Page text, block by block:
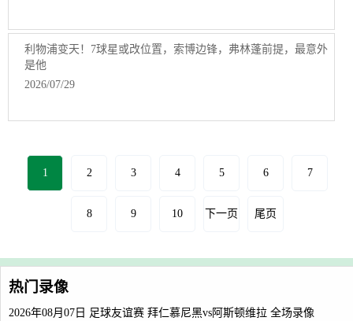
利物浦变天！7球星或改位置，索博边锋，弗林蓬前提，最意外
是他
2026/07/29
1 2 3 4 5 6 7
8 9 10 下一页 尾页
热门录像
2026年08月07日 足球友谊赛 拜仁慕尼黑vs阿斯顿维拉 全场录像